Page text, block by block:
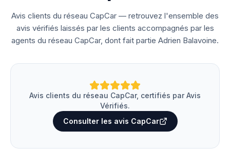
Avis clients du réseau CapCar — retrouvez l'ensemble des
avis vérifiés laissés par les clients accompagnés par les
agents du réseau CapCar, dont fait partie Adrien Balavoine.
Avis clients du réseau CapCar, certifiés par Avis
Vérifiés.
Consulter les avis CapCar